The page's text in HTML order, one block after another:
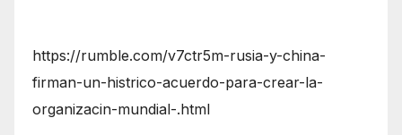
https://rumble.com/v7ctr5m-rusia-y-china-
firman-un-histrico-acuerdo-para-crear-la-
organizacin-mundial-.html